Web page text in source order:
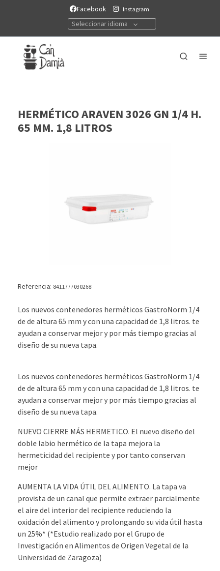
Facebook Instagram
Seleccionar idioma
HERMÉTICO ARAVEN 3026 GN 1/4 H.
65 MM. 1,8 LITROS
Referencia: 8411777030268
Los nuevos contenedores herméticos GastroNorm 1/4
de de altura 65 mm y con una capacidad de 1,8 litros. te
ayudan a conservar mejor y por más tiempo gracias al
diseño de su nueva tapa.
Los nuevos contenedores herméticos GastroNorm 1/4
de de altura 65 mm y con una capacidad de 1,8 litros. te
ayudan a conservar mejor y por más tiempo gracias al
diseño de su nueva tapa.
NUEVO CIERRE MÁS HERMETICO. El nuevo diseño del
doble labio hermético de la tapa mejora la
hermeticidad del recipiente y por tanto conservan
mejor
AUMENTA LA VIDA ÚTIL DEL ALIMENTO. La tapa va
provista de un canal que permite extraer parcialmente
el aire del interior del recipiente reduciendo la
oxidación del alimento y prolongando su vida útil hasta
un 25%* (*Estudio realizado por el Grupo de
Investigación en Alimentos de Origen Vegetal de la
Universidad de Zaragoza)